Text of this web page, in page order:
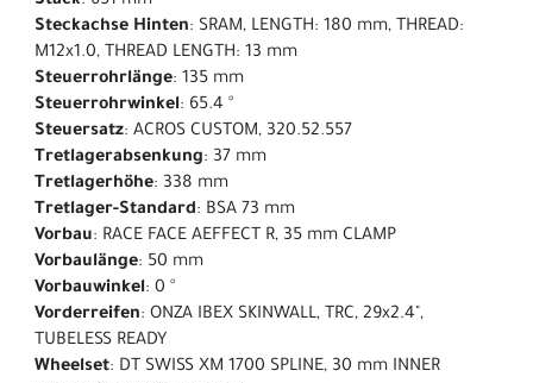
Steckachse Hinten: SRAM, LENGTH: 180 mm, THREAD:
M12x1.0, THREAD LENGTH: 13 mm
Steuerrohrlänge: 135 mm
Steuerrohrwinkel: 65.4 °
Steuersatz: ACROS CUSTOM, 320.52.557
Tretlagerabsenkung: 37 mm
Tretlagerhöhe: 338 mm
Tretlager-Standard: BSA 73 mm
Vorbau: RACE FACE AEFFECT R, 35 mm CLAMP
Vorbaulänge: 50 mm
Vorbauwinkel: 0 °
Vorderreifen: ONZA IBEX SKINWALL, TRC, 29x2.4",
TUBELESS READY
Wheelset: DT SWISS XM 1700 SPLINE, 30 mm INNER